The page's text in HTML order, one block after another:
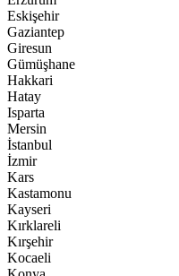
Eskişehir
Gaziantep
Giresun
Gümüşhane
Hakkari
Hatay
Isparta
Mersin
İstanbul
İzmir
Kars
Kastamonu
Kayseri
Kırklareli
Kırşehir
Kocaeli